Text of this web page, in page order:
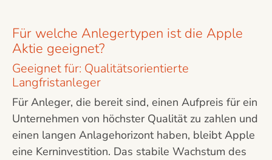
Für welche Anlegertypen ist die Apple
Aktie geeignet?
Geeignet für: Qualitätsorientierte
Langfristanleger
Für Anleger, die bereit sind, einen Aufpreis für ein
Unternehmen von höchster Qualität zu zahlen und
einen langen Anlagehorizont haben, bleibt Apple
eine Kerninvestition. Das stabile Wachstum des